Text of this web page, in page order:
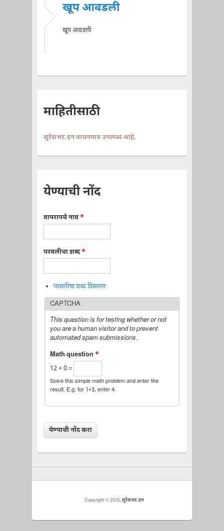
खूप आवडली
खूप आवडली
माहितीसाठी
सुरेशभट.इन वाचनमात्र उपलब्ध आहे.
येण्याची नोंद
वापरायचे नाव *
परवलीचा शब्द*
परवलीचा शब्द विसरला
CAPTCHA
This question is for testing whether or not
you are a human visitor and to prevent
automated spam submissions.
Math question *
12 + 0 =
Solve this simple math problem and enter the
result. E.g. for 1+3, enter 4.
Copyright © 2026,सुरेशभट.इन